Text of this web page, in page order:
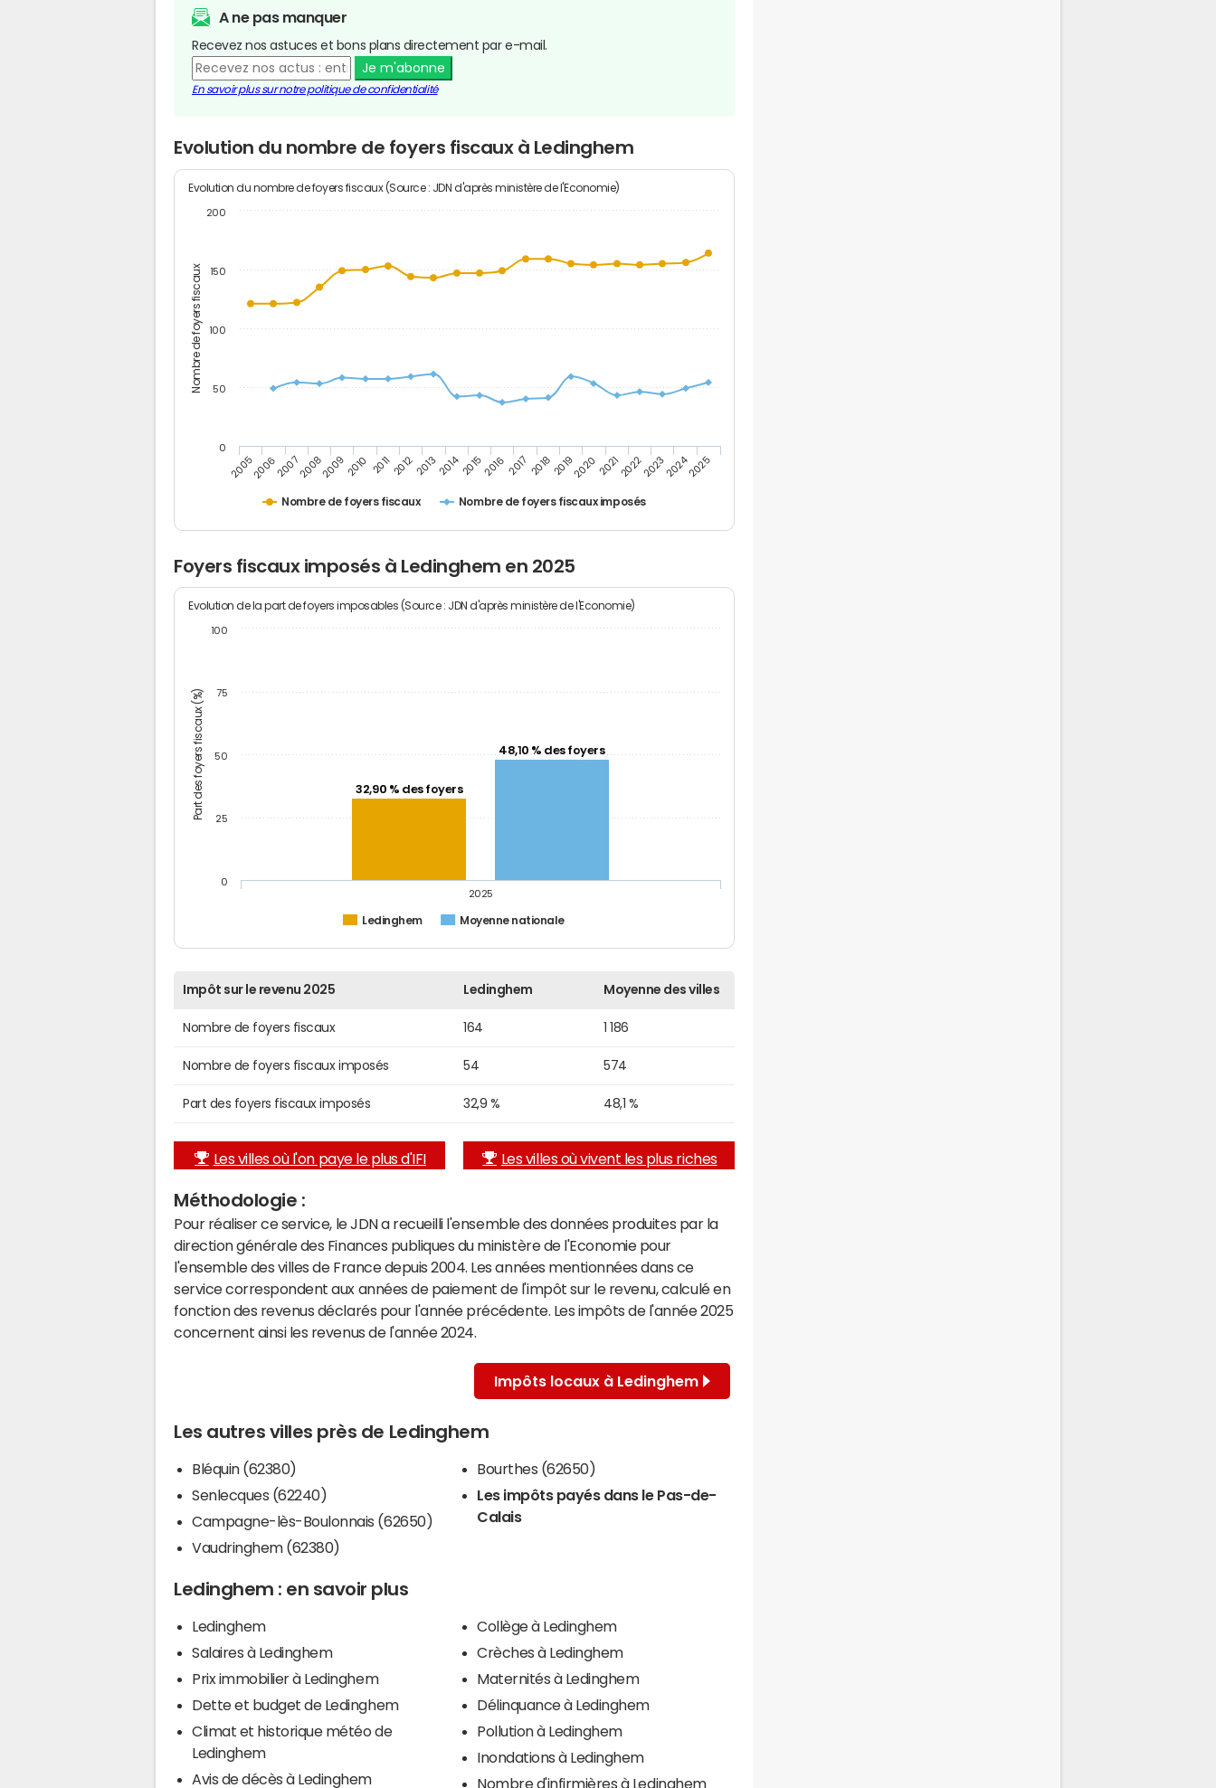
A ne pas manquer
Recevez nos astuces et bons plans directement par e-mail.
Je m'abonne
En savoir plus sur notre politique de confidentialité
Evolution du nombre de foyers fiscaux à Ledinghem
Nombre de foyers fiscaux
Evolution du nombre de foyers fiscaux (Source : JDN d'après ministère de l'Economie)
Nombre de foyers fiscaux Nombre de foyers fiscaux imposés
200520062007200820092010 201120122013201420152016 2017 20182019202020212022202320242025
0
50
100
150
200
Foyers fiscaux imposés à Ledinghem en 2025
Part des foyers fiscaux (%)
Evolution de la part de foyers imposables (Source : JDN d'après ministère de l'Economie)
32,90 % des foyers
48,10 % des foyers
Ledinghem Moyenne nationale
2025
0
25
50
75
100
Impôt sur le revenu 2025 Ledinghem Moyenne des villes
Nombre de foyers fiscaux 164 1 186
Nombre de foyers fiscaux imposés 54 574
Part des foyers fiscaux imposés 32,9 % 48,1 %
Les villes où l'on paye le plus d'IFI Les villes où vivent les plus riches
Méthodologie :
Pour réaliser ce service, le JDN a recueilli l'ensemble des données produites par la
direction générale des Finances publiques du ministère de l'Economie pour
l'ensemble des villes de France depuis 2004. Les années mentionnées dans ce
service correspondent aux années de paiement de l'impôt sur le revenu, calculé en
fonction des revenus déclarés pour l'année précédente. Les impôts de l'année 2025
concernent ainsi les revenus de l'année 2024.
Impôts locaux à Ledinghem
Les autres villes près de Ledinghem
Bléquin (62380)
Senlecques (62240)
Campagne-lès-Boulonnais (62650)
Vaudringhem (62380)
Bourthes (62650)
Les impôts payés dans le Pas-de-
Calais
Ledinghem : en savoir plus
Ledinghem
Salaires à Ledinghem
Prix immobilier à Ledinghem
Dette et budget de Ledinghem
Climat et historique météo de
Ledinghem
Avis de décès à Ledinghem
Collège à Ledinghem
Crèches à Ledinghem
Maternités à Ledinghem
Délinquance à Ledinghem
Pollution à Ledinghem
Inondations à Ledinghem
Nombre d'infirmières à Ledinghem